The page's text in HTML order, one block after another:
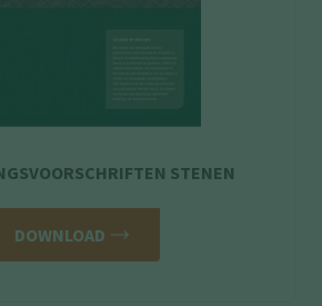
STENEN
DOWNLOAD